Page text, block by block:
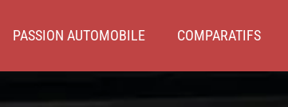
PASSION AUTOMOBILE COMPARATIFS